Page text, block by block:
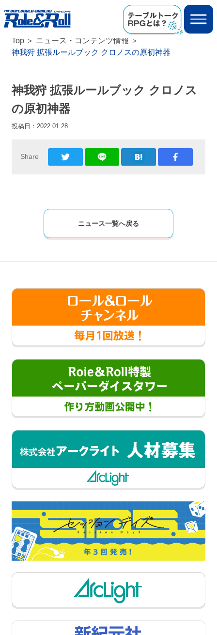
Top
ニュース・コンテンツ情報
神我狩 拡張ルールブック クロノスの原初神器
神我狩 拡張ルールブック クロノス
の原初神器
投稿日： 2022.01.28
Share
ニュース一覧へ戻る